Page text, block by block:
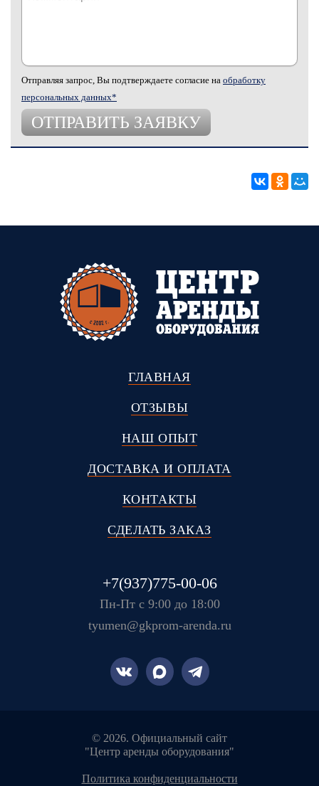
Отправляя запрос, Вы подтверждаете согласие на обработку
персональных данных*
ГЛАВНАЯ
ОТЗЫВЫ
НАШ ОПЫТ
ДОСТАВКА И ОПЛАТА
КОНТАКТЫ
СДЕЛАТЬ ЗАКАЗ
+7(937)775-00-06
Пн-Пт с 9:00 до 18:00
tyumen@gkprom-arenda.ru
© 2026. Официальный сайт
"Центр аренды оборудования"
политика конфиденциальности